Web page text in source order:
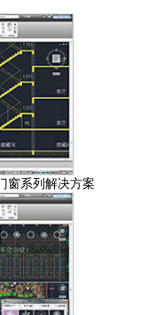
决方案